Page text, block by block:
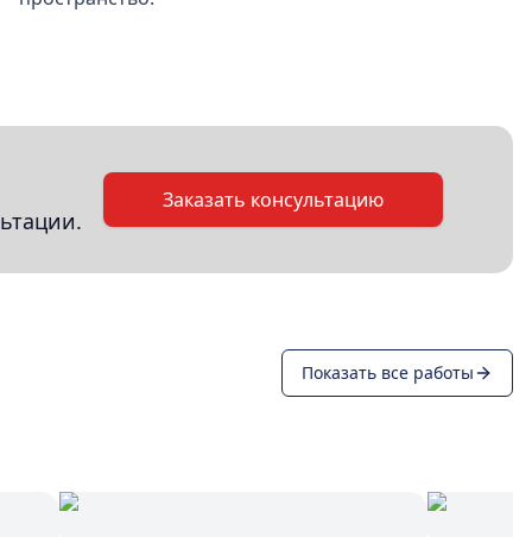
Заказать консультацию
Показать все работы